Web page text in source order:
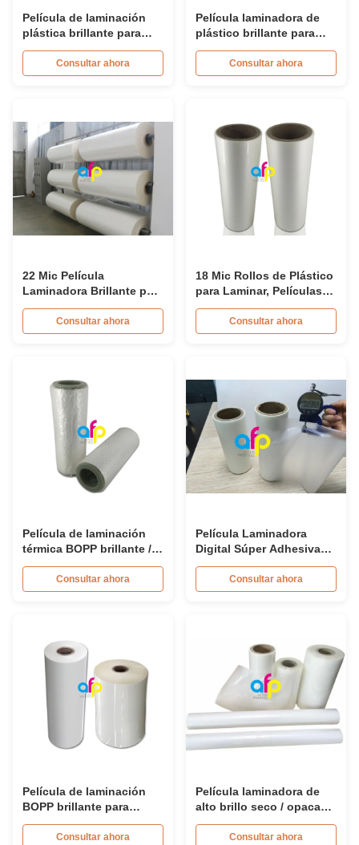
Película de laminación
plástica brillante para
impresiones comerciales
de 12 a 350 micras de
espesor
Consultar ahora
Película laminadora de
plástico brillante para
impresión de papel o
cartónConsultar ahora
22 Mic Película
Laminadora Brillante para
Folletos / Revistas
Aprobación BV
Consultar ahora
18 Mic Rollos de Plástico
para Laminar, Películas
de Empaque Laminadas
Brillantes PET EVA
Consultar ahora
Película de laminación
térmica BOPP brillante /
brillante / brillante de 27
micras para folletos
Consultar ahora
Película Laminadora
Digital Súper Adhesiva
de 35 Micrones
Consultar ahora
Película de laminación
BOPP brillante para
laminación en caliente de
15 micrones - 30
Consultar ahora
Película laminadora de
alto brillo seco / opaca
de alta transparencia 750
mm * 150 mConsultar ahora